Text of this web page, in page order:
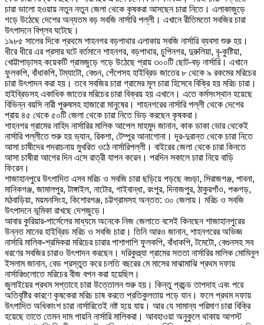
চারা ভালো হওয়ায় নতুন নতুন জেলা থেকে কৃষকরা আসছেন চারা নিতে। এলাকাজুড়ে
গড়ে উঠেছে দেশের অন্যতম বড় সবজি নার্সারি পল্লী। এখানে রীতিমতো সবজির চারা
উৎপাদনে বিপ্লব ঘটেছে।
১৯৮৫ সালের দিকে প্রথমে শাহনগর বড়পাথার এলাকায় সবজি নার্সারি ব্যবসা শুরু হয়।
ধীরে ধীরে এর প্রসার ঘটে বর্তমানে শাহনগর, বড়পাথার, চুপিনগর, দুরুলিয়া, বৃ-কুষ্টিয়া,
খোট্টাপাড়াসহ কয়েকটি গ্রামজুড়ে গড়ে উঠেছে প্রায় ৩০০টি ছোট-বড় নার্সারি। এখানে
ফুলকপি, বাঁধাকপি, টম্যাটো, বেগুন, পেঁপেসহ হাইব্রিড জাতের ৮ থেকে ৯ রকমের মরিচের
চারা উৎপাদন করা হয়। তবে সবজির চারা গ্রামের মূল চারা হিসেবে বিক্রি হয় মরিচ চারা।
হাইব্রিডসহ একাধিক জাতের মরিচের চারা বিক্রয় হয় এখানে। এতে কর্মসংস্থান হয়েছে
বিভিন্ন বয়সি নারী পুরুষসহ হাজারো মানুষের। শাহনগরের নার্সারি পল্লী থেকে দেশের
প্রায় ৪৫ থেকে ৫০টি জেলা থেকে চারা নিতে ভিড় করছেন কৃষকরা।
শাহনগর গ্রামের নাহিদ নার্সারির মালিক আপেল মাহমুদ জানান, কাক ডাকা ভোর থেকেই
নার্সারি পল্লীতে শুরু হয় ভ্যান, রিকশা, টেম্পুর আনাগোনা। দূর-দুরান্ত থেকে চারা নিতে
আসা চাষীদের পদরাচনায় মুখরিত ওঠে নার্সারিপল্লী। বাইরের জেলা থেকে চারা কিনতে
আসা চাষীরা আগের দিন এসে রাত্রী যাপন করেন। পরদিন সকালে চারা নিয়ে বাড়ি
ফিরেন।
শাজাহানপুরে উৎপাদিত এসব মরিচ ও সবজি চারা ছড়িয়ে পড়ছে বগুড়া, সিরাজগঞ্জ, পাবনা,
মানিকগঞ্জ, জামালপুর, টাঙ্গাইল, নাটোর, গাইবান্ধা, রংপুর, দিনাজপুর, ঠাকুরগাঁও, পঞ্চগড়,
মঠবাড়িয়া, ময়মনসিংহ, কিশোরগঞ্জ, চট্টগ্রামসহ অন্তত: ৩০ জেলায়। মরিচ ও সবজি
উৎপাদনে ভূমিকা রাখছে দেশজুড়ে।
আবার কুরিয়ার-পার্সেলের মাধ্যমে অনেকে নিজ জেলাতে বসেই কিনছেন শাজাহানপুরের
উন্নত মানের হাইব্রিড মরিচ ও সবজি চারা। তিনি আরও জানান, শাহনগরের অভিজ্ঞ
নার্সারি মালিক-শ্রমিকরা মরিচের চারার পাশাপাশি ফুলকপি, বাঁধাকপি, টমেটো, বেগুনসহ সব
ধরণের সবজির চারাও উৎপাদন করছেন। দরিকুল্ল্যা গ্রামের সততা নার্সারির মালিক মোমিনুল
ইসলাম জানান, বেড প্রস্তুত করে চলতি বছরের মে মাসের মাঝামাঝি প্রথম দফায়
নার্সারিগুলোতে মরিচের বীজ বপন করা হয়েছিল।
জুলাইয়ের প্রথম সপ্তাহে চারা উত্তোলন শুরু হয়। কিন্তু প্রচন্ড তাপদাহ এবং পরে
অতিবৃষ্টির কারণে কৃষকেরা মরিচ চাষ করতে প্রতিকুলতায় পড়ে যান। ফলে প্রথম দফায়
উৎপাদিত অধিকাংশ চারা নার্সারিতেই নষ্ট হয়ে যায়। আর যে সামান্য পরিমাণ চারা বিক্রি
হয়েছে তাতে তেমন দাম পায়নি নার্সারি মালিকরা। আবহাওয়া অনুকুলে থাকায় আগস্ট